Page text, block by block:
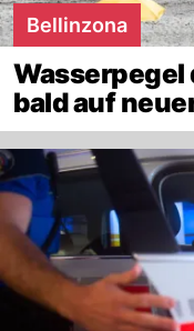
Bellinzona
Wasserpegel
bald auf